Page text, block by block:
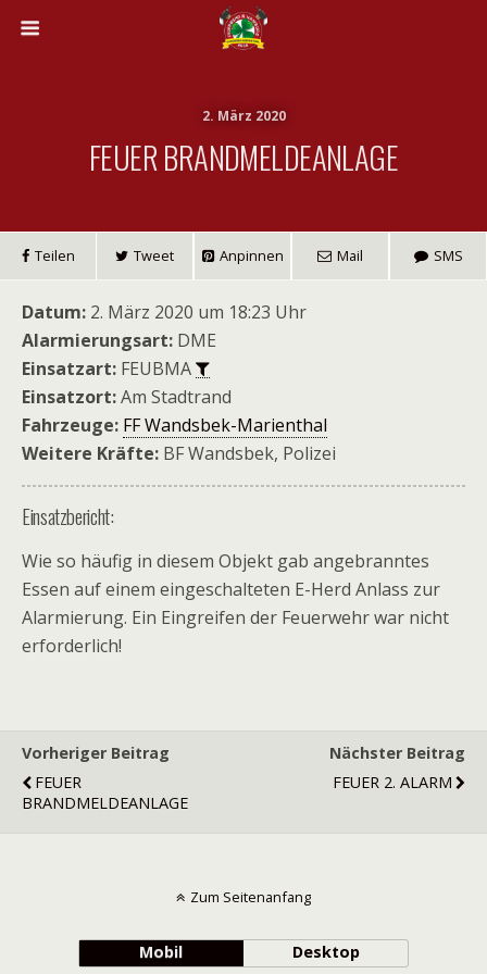
2. März 2020
FEUER BRANDMELDEANLAGE
Teilen Tweet Anpinnen Mail SMS
Datum: 2. März 2020 um 18:23 Uhr
Alarmierungsart: DME
Einsatzart: FEUBMA
Einsatzort:Am Stadtrand
Fahrzeuge: FF Wandsbek-Marienthal
Weitere Kräfte: BF Wandsbek, Polizei
Einsatzbericht:
Wie so häufig in diesem Objekt gab angebranntes
Essen auf einem eingeschalteten E-Herd Anlass zur
Alarmierung. Ein Eingreifen der Feuerwehr war nicht
erforderlich!
Vorheriger Beitrag
FEUER
BRANDMELDEANLAGE
Nächster Beitrag
FEUER 2. ALARM
Zum Seitenanfang
Mobil Desktop